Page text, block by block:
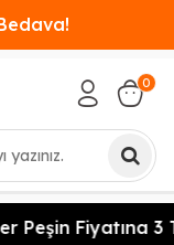
0
Peşin Fiyatına 3